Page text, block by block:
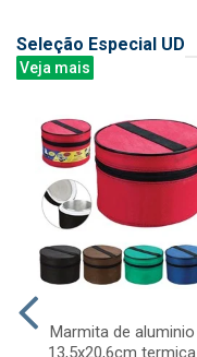
Seleção Especial UD
Veja mais
Marmita de aluminio
13,5x20,6cm termica